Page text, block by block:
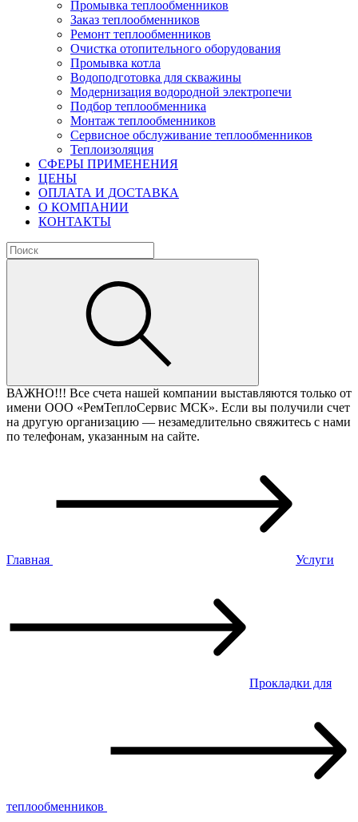
Промывка теплообменников
Заказ теплообменников
Ремонт теплообменников
Очистка отопительного оборудования
Промывка котла
Водоподготовка для скважины
Модернизация водородной электропечи
Подбор теплообменника
Монтаж теплообменников
Сервисное обслуживание теплообменников
Теплоизоляция
СФЕРЫ ПРИМЕНЕНИЯ
ЦЕНЫ
ОПЛАТА И ДОСТАВКА
О КОМПАНИИ
КОНТАКТЫ
ВАЖНО!!! Все счета нашей компании выставляются только от
имени ООО «РемТеплоСервис МСК». Если вы получили счет
на другую организацию — незамедлительно свяжитесь с нами
по телефонам, указанным на сайте.
Главная Услуги
Прокладки для
теплообменников